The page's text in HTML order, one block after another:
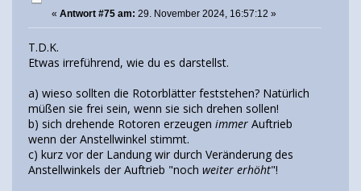
« Antwort #75 am: 29. November 2024, 16:57:12 »
T.D.K.
Etwas irreführend, wie du es darstellst.
a) wieso sollten die Rotorblätter feststehen? Natürlich
müßen sie frei sein, wenn sie sich drehen sollen!
b) sich drehende Rotoren erzeugen immer Auftrieb
wenn der Anstellwinkel stimmt.
c) kurz vor der Landung wir durch Veränderung des
Anstellwinkels der Auftrieb "noch weiter erhöht"!